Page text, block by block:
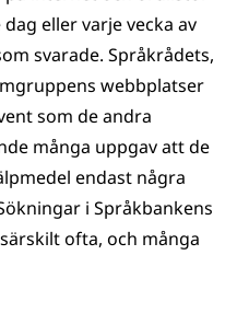
eller varje vecka av
svarade. Språkrådets,
webbplatser
som de andra
många uppgav att de
endast några
i Språkbankens
ofta, och många